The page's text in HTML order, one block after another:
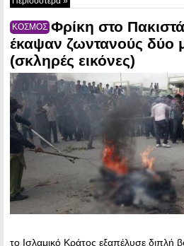
ΚΟΣΜΟΣ Φρίκη στο
έκαψαν ζωντανούς δύο
(σκληρές εικόνες)
το Ισλαμικό Κράτος εξαπέλυσε διπλή